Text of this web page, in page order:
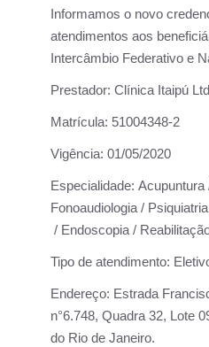
Informamos o novo
atendimentos aos
Intercâmbio Federativo e
Prestador: Clínica Itaipú
Matrícula: 51004348-2
Vigência: 01/05/2020
Especialidade: Acupuntura
Fonoaudiologia /
/ Endoscopia /
Tipo de atendimento:
Endereço: Estrada
n°6.748, Quadra 32, Lote
do Rio de Janeiro.